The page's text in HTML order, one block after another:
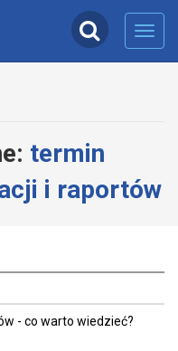
termin
i raportów
- co warto wiedzieć?